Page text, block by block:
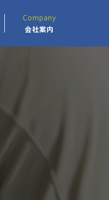
Company
会社案内